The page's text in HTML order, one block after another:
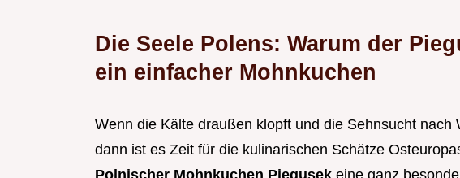
Die Seele Polens: Warum der
ein einfacher Mohnkuchen
Wenn die Kälte draußen klopft und die Sehnsucht nach
dann ist es Zeit für die kulinarischen Schätze